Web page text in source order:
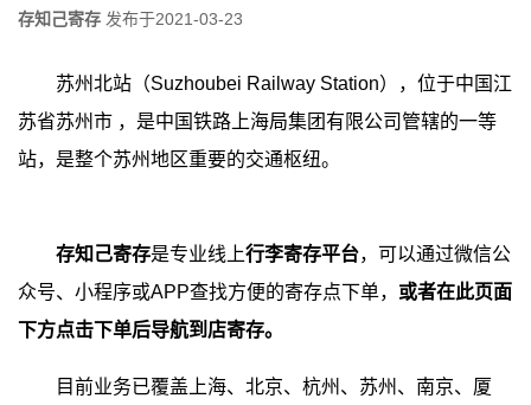
存知己寄存 发布于2021-03-23
苏州北站（Suzhoubei Railway Station），位于中国江
苏省苏州市 ，是中国铁路上海局集团有限公司管辖的一等
站，是整个苏州地区重要的交通枢纽。
存知己寄存是专业线上行李寄存平台，可以通过微信公
众号、小程序或APP查找方便的寄存点下单， 或者在此页面
下方点击下单后导航到店寄存。
目前业务已覆盖上海、北京、杭州、苏州、南京、厦